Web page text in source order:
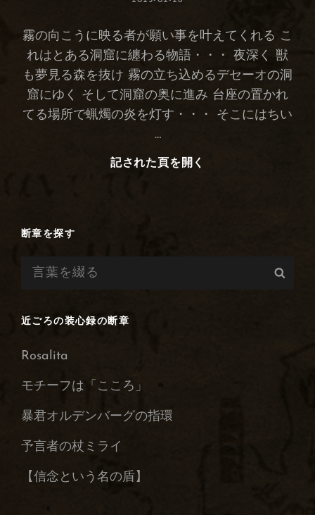
霧の向こうに映る者が願い事を叶えてくれる こ
れはとある洞窟に纏わる物語・・・ 夜深く 獣
も夢見る森を抜け 霧の立ち込めるデセーオの洞
窟にゆく そして洞窟の奥に進み 台座の置かれ
てる場所で蝋燭の炎を灯す・・・ そこにはちい
…
記された頁を開く
断章を探す
検
近ごろの装心録の断章
Rosalita
モチーフは「こころ」
暴君オルデンバーグの指環
予言者の杖ミライ
【信念という名の盾】